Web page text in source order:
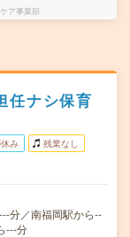
ア事業部
任ナシ保育
み 残業なし
分／南福岡駅から--
---分